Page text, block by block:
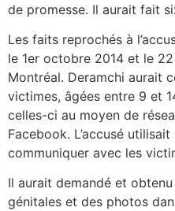
de promesse. Il aurait fait
Les faits reprochés à
le 1er octobre 2014 et le
Montréal. Deramchi aurait
victimes, âgées entre 9 et
celles-ci au moyen de
Facebook. L’accusé
communiquer avec les
Il aurait demandé et
génitales et des photos